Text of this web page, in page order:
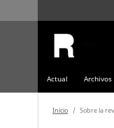
Actual Archivos
Inicio / Sobre la